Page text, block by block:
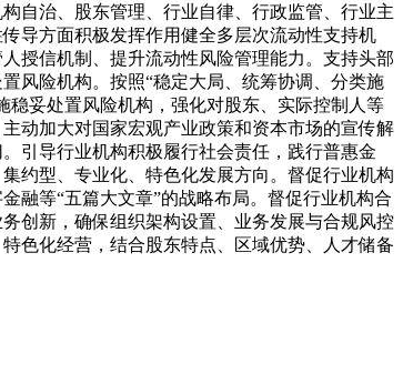
自治、股东管理、行业自律、行政监管、行业主
导方面积极发挥作用健全多层次流动性支持机
授信机制、提升流动性风险管理能力。支持头部
风险机构。按照“稳定大局、统筹协调、分类施
妥处置风险机构，强化对股东、实际控制人等
动加大对国家宏观产业政策和资本市场的宣传解
引导行业机构积极履行社会责任，践行普惠金
约型、专业化、特色化发展方向。督促行业机构
融等“五篇大文章”的战略布局。督促行业机构合
创新，确保组织架构设置、业务发展与合规风控
色化经营，结合股东特点、区域优势、人才储备